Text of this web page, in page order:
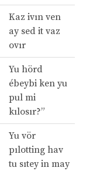
Kaz ivın ven
ay sed it vaz
ovır
Yu hörd
ébeybi ken yu
pul mi
kılosır?”
Yu vör
pılotting hav
tu sıtey in may